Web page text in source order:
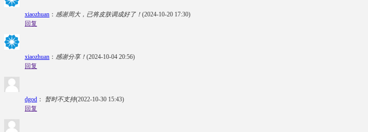
xiaozhuan ： 感谢周大，已将皮肤调成好了！ (2024-10-20 17:30)
回复
xiaozhuan ： 感谢分享！ (2024-10-04 20:56)
回复
dgod ： 暂时不支持(2022-10-30 15:43)
回复